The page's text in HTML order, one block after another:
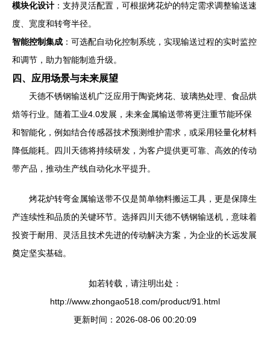
模块化设计 ：支持灵活配置，可根据烤花炉的特定需求调整输送速
度、宽度和转弯半径。
智能控制集成 ：可选配自动化控制系统，实现输送过程的实时监控
和调节，助力智能制造升级。
四、应用场景与未来展望
天德不锈钢输送机广泛应用于陶瓷烤花、玻璃热处理、食品烘
焙等行业。随着工业4.0发展，未来金属输送带将更注重节能环保
和智能化，例如结合传感器技术预测维护需求，或采用轻量化材料
降低能耗。四川天德将持续研发，为客户提供更可靠、高效的传动
带产品，推动生产线自动化水平提升。
烤花炉转弯金属输送带不仅是简单物料搬运工具，更是保障生
产连续性和品质的关键环节。选择四川天德不锈钢输送机，意味着
投资于耐用、灵活且技术先进的传动解决方案，为企业的长远发展
奠定坚实基础。
如若转载，请注明出处：
http://www.zhongao518.com/product/91.html
更新时间：2026-08-06 00:20:09